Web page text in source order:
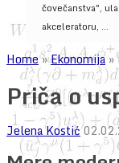
čovečanstva",
akceleratoru, ...
Home»Ekonomija »
Priča o
Jelena Kostić